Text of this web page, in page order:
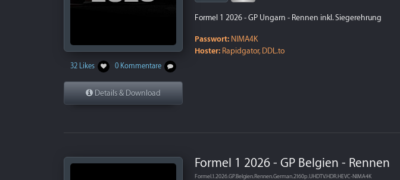
32 Likes 0 Kommentare
Details & Download
Formel 1 2026 - GP Ungarn - Rennen inkl. Siegerehrung
Passwort: NIMA4K
Hoster: Rapidgator, DDL.to
Formel 1 2026 - GP Belgien - Rennen
Formel.1.2026.GP.Belgien.Rennen.German.2160p.UHDTV.HDR.HEVC-NIMA4K